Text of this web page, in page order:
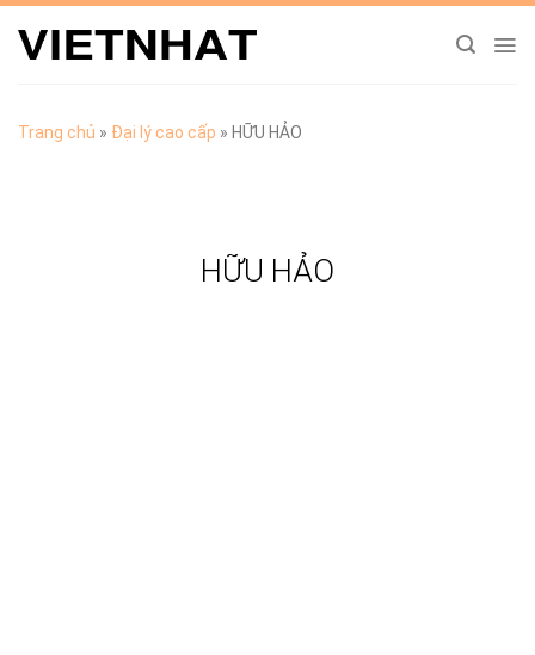
Chuyển
đến
Trang chủ » Đại lý cao cấp » HỮU HẢO
HỮU HẢO